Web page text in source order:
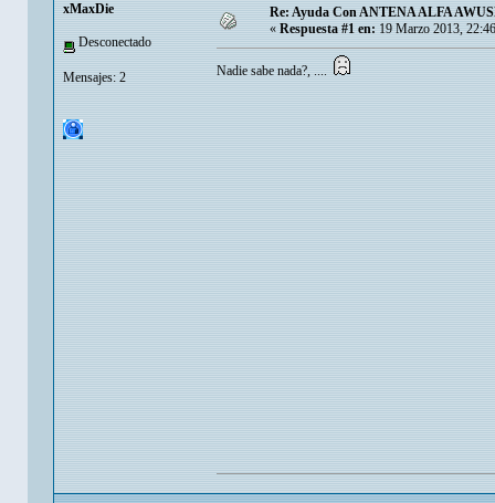
xMaxDie
Desconectado
Mensajes: 2
Re: Ayuda Con ANTENA ALFA
« Respuesta #1 en: 19 Marzo 2013,
Nadie sabe nada?, ....